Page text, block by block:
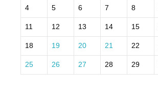
4 5 6 7 8
11 12 13 14 15
18 19 20 21 22
25 26 27 28 29